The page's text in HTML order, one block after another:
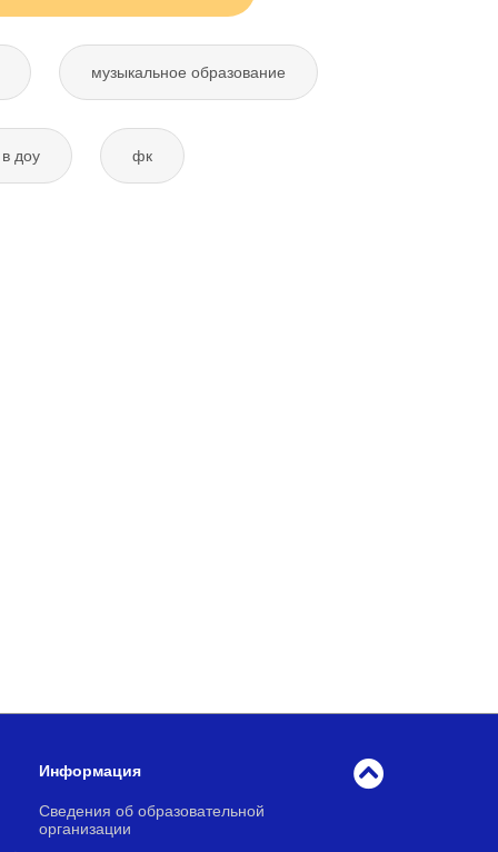
музыкальное образование
доу фк
Информация
Сведения об образовательной
организации